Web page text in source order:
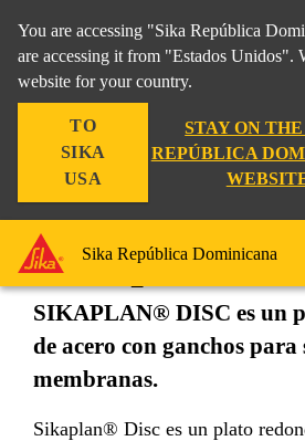
You are accessing "Sika República
are accessing it from "Estados Unidos".
website for your country.
TO
SIKA
USA
STAY ON
REPÚBLICA
Sika República Dominicana
Sikaplan®
SIKAPLAN® DISC es un
de acero con ganchos
membranas.
Sikaplan® Disc es un plato